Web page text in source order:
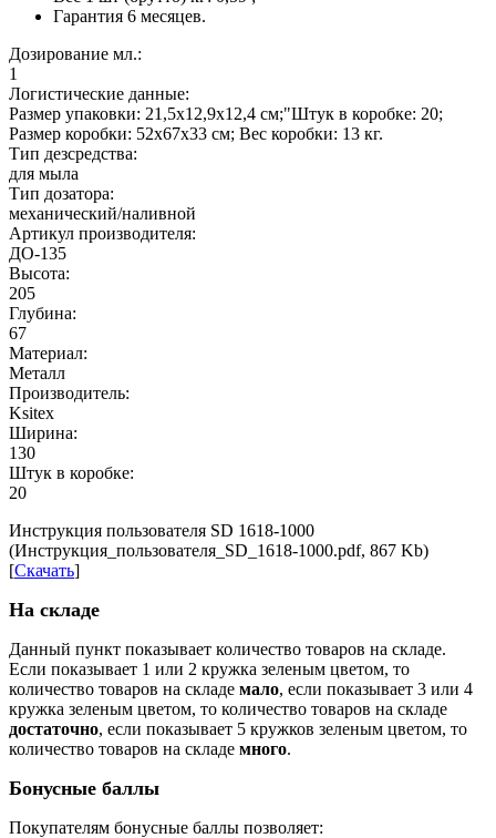
Гарантия 6 месяцев.
Дозирование мл.:
1
Логистические данные:
Размер упаковки: 21,5х12,9х12,4 см;"Штук в коробке: 20;
Размер коробки: 52х67х33 см; Вес коробки: 13 кг.
Тип дезсредства:
для мыла
Тип дозатора:
механический/наливной
Артикул производителя:
ДО-135
Высота:
205
Глубина:
67
Материал:
Металл
Производитель:
Ksitex
Ширина:
130
Штук в коробке:
20
Инструкция пользователя SD 1618-1000
(Инструкция_пользователя_SD_1618-1000.pdf, 867 Kb)
[Скачать]
На складе
Данный пункт показывает количество товаров на складе.
Если показывает 1 или 2 кружка зеленым цветом, то
количество товаров на складе мало, если показывает 3 или 4
кружка зеленым цветом, то количество товаров на складе
достаточно, если показывает 5 кружков зеленым цветом, то
количество товаров на складе много.
Бонусные баллы
Покупателям бонусные баллы позволяет: